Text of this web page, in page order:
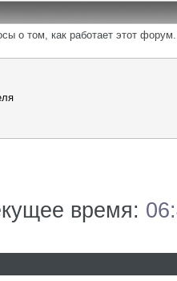
о том, как работает этот
время: